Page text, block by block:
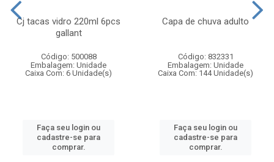
Cj tacas vidro 220ml 6pcs
gallant
Código: 500088
Embalagem: Unidade
Caixa Com: 6 Unidade(s)
Faça seu login ou
cadastre-se para
comprar.
Capa de chuva adulto
Código: 832331
Embalagem: Unidade
Caixa Com: 144 Unidade(s)
Faça seu login ou
cadastre-se para
comprar.